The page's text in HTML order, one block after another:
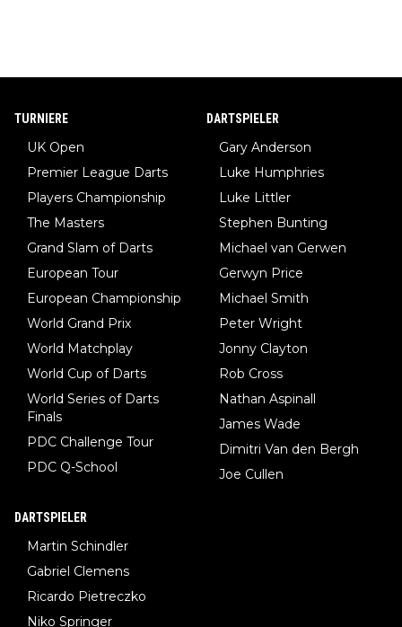
TURNIERE
UK Open
Premier League Darts
Players Championship
The Masters
Grand Slam of Darts
European Tour
European Championship
World Grand Prix
World Matchplay
World Cup of Darts
World Series of Darts
Finals
PDC Challenge Tour
PDC Q-School
DARTSPIELER
Gary Anderson
Luke Humphries
Luke Littler
Stephen Bunting
Michael van Gerwen
Gerwyn Price
Michael Smith
Peter Wright
Jonny Clayton
Rob Cross
Nathan Aspinall
James Wade
Dimitri Van den Bergh
Joe Cullen
DARTSPIELER
Martin Schindler
Gabriel Clemens
Ricardo Pietreczko
Niko Springer